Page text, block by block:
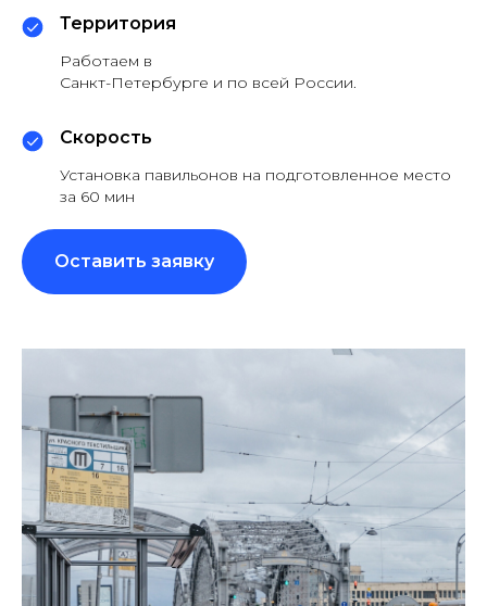
Территория
Работаем в
Санкт-Петербурге и по всей России.
Скорость
Установка павильонов на подготовленное место
за 60 мин
Оставить заявку